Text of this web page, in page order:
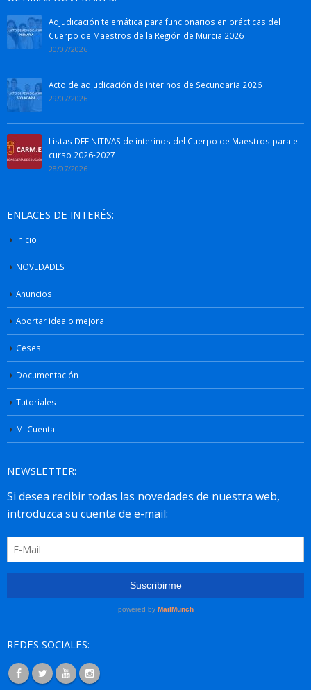
Adjudicación telemática para funcionarios en prácticas del
Cuerpo de Maestros de la Región de Murcia 2026
30/07/2026
Acto de adjudicación de interinos de Secundaria 2026
29/07/2026
Listas DEFINITIVAS de interinos del Cuerpo de Maestros para el
curso 2026-2027
28/07/2026
ENLACES DE INTERÉS:
Inicio
NOVEDADES
Anuncios
Aportar idea o mejora
Ceses
Documentación
Tutoriales
Mi Cuenta
NEWSLETTER:
REDES SOCIALES: